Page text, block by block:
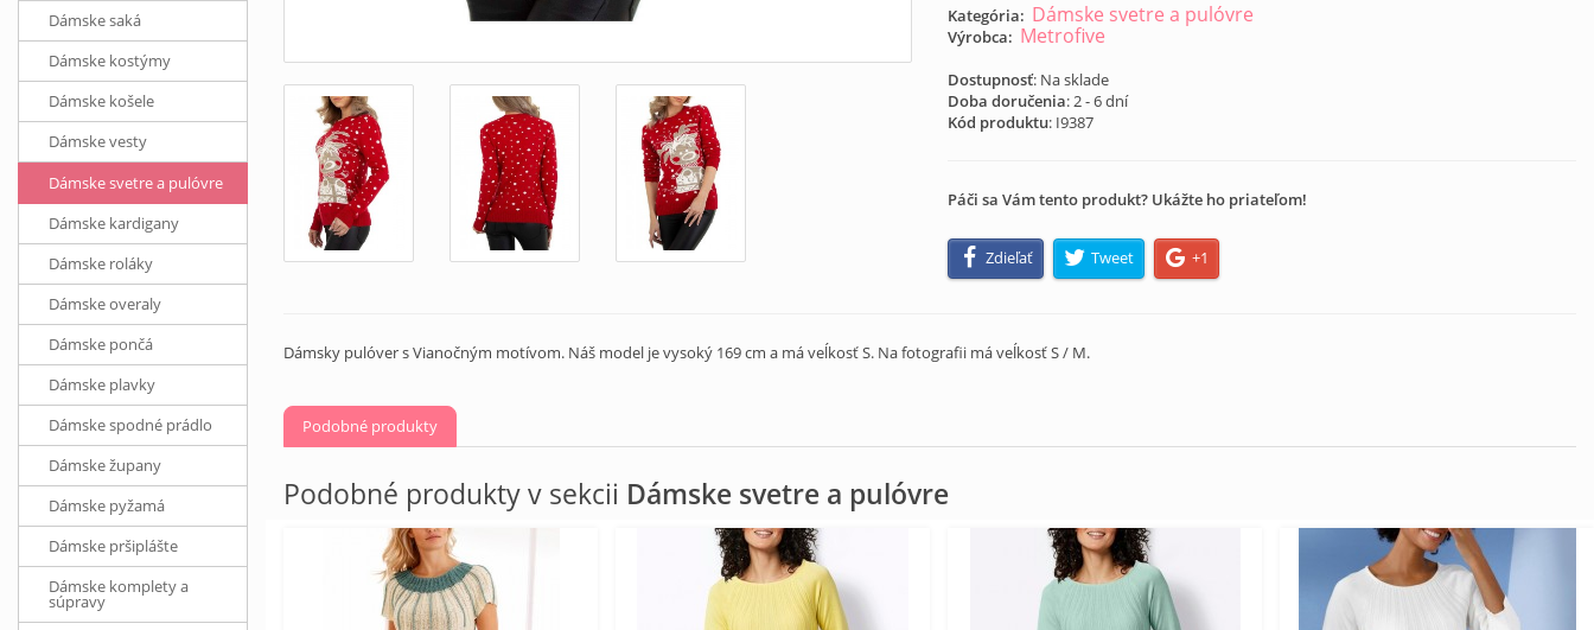
Kategória: Dámske svetre a pulóvre
Výrobca: Metrofive
Dostupnosť: Na sklade
Doba doručenia: 2 - 6 dní
Kód produktu: I9387
Páči sa Vám tento produkt? Ukážte ho priateľom!
Zdieľať Tweet +1
Dámsky pulóver s Vianočným motívom. Náš model je vysoký 169 cm a má veĺkosť S. Na fotografii má veĺkosť S / M.
Podobné produkty
Podobné produkty v sekcii Dámske svetre a pulóvre
Dámske saká
Dámske kostýmy
Dámske košele
Dámske vesty
Dámske svetre a pulóvre
Dámske kardigany
Dámske roláky
Dámske overaly
Dámske pončá
Dámske plavky
Dámske spodné prádlo
Dámske župany
Dámske pyžamá
Dámske pršiplášte
Dámske komplety a
súpravy